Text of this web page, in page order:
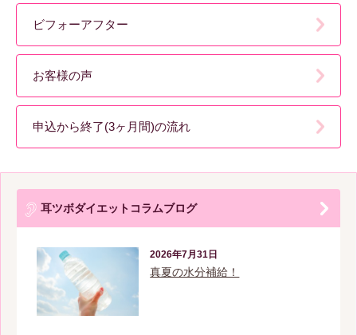
ビフォーアフター
お客様の声
申込から終了(3ヶ月間)の流れ
耳ツボダイエットコラムブログ
2026年7月31日
真夏の水分補給！